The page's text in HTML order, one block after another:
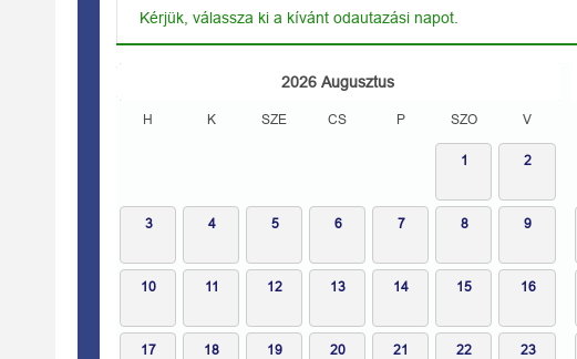
Kérjük, válassza ki a kívánt odautazási napot.
2026 Augusztus
H K SZE CS P SZO V
1 2
3 4 5 6 7 8 9
10 11 12 13 14 15 16
17 18 19 20 21 22 23